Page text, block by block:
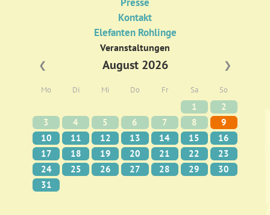
Kontakt
Elefanten Rohlinge
Veranstaltungen
❮
August 2026 ❯
Mo Di Mi Do Fr Sa So
1
2
3
4 5 6 7 8
9
10
11 12 13 14 15
16
17
18 19 20 21 22
23
24
25 26 27 28 29
30
31